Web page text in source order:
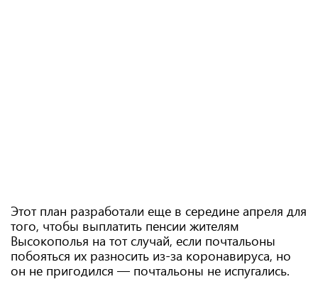
Этот план разработали еще в середине апреля для
того, чтобы выплатить пенсии жителям
Высокополья на тот случай, если почтальоны
побояться их разносить из-за коронавируса, но
он не пригодился — почтальоны не испугались.